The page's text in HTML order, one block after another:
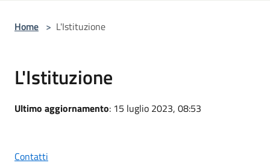
Home > L'Istituzione
L'Istituzione
Ultimo aggiornamento: 15 luglio 2023, 08:53
Contatti